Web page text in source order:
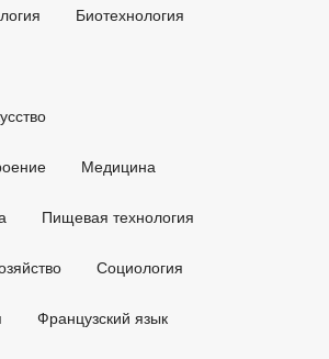
Биотехнология
Медицина
Пищевая технология
Социология
Французский язык